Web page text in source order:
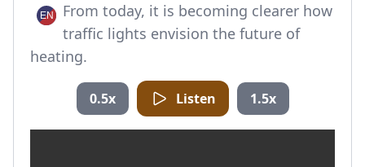
From today, it is becoming clearer how
traffic lights envision the future of
heating.
0.5x Listen 1.5x